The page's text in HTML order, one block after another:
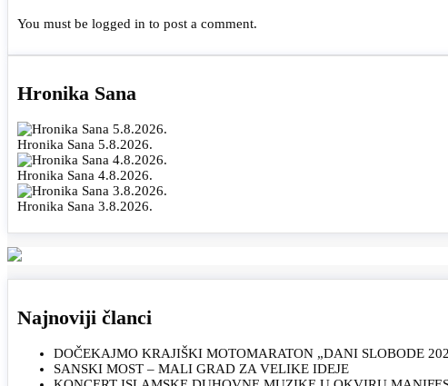
You must be logged in to post a comment.
Hronika Sana
Hronika Sana 5.8.2026.
Hronika Sana 4.8.2026.
Hronika Sana 3.8.2026.
Najnoviji članci
DOČEKAJMO KRAJIŠKI MOTOMARATON „DANI SLOBODE
SANSKI MOST – MALI GRAD ZA VELIKE IDEJE